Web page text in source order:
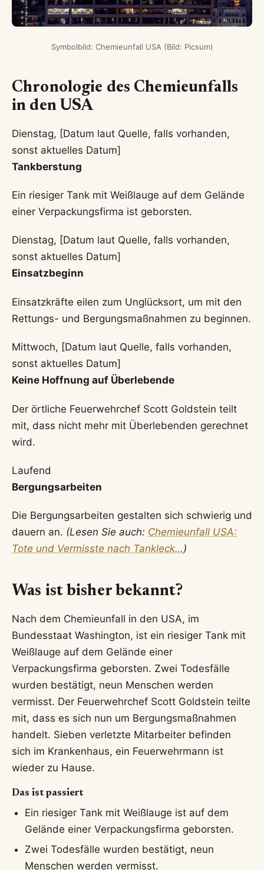
Symbolbild: Chemieunfall USA (Bild: Picsum)
Chronologie des Chemieunfalls
in den USA
Dienstag, [Datum laut Quelle, falls vorhanden,
sonst aktuelles Datum]
Tankberstung
Ein riesiger Tank mit Weißlauge auf dem Gelände
einer Verpackungsfirma ist geborsten.
Dienstag, [Datum laut Quelle, falls vorhanden,
sonst aktuelles Datum]
Einsatzbeginn
Einsatzkräfte eilen zum Unglücksort, um mit den
Rettungs- und Bergungsmaßnahmen zu beginnen.
Mittwoch, [Datum laut Quelle, falls vorhanden,
sonst aktuelles Datum]
Keine Hoffnung auf Überlebende
Der örtliche Feuerwehrchef Scott Goldstein teilt
mit, dass nicht mehr mit Überlebenden gerechnet
wird.
Laufend
Bergungsarbeiten
Die Bergungsarbeiten gestalten sich schwierig und
dauern an. (Lesen Sie auch: Chemieunfall USA:
Tote und Vermisste nach Tankleck…)
Was ist bisher bekannt?
Nach dem Chemieunfall in den USA, im
Bundesstaat Washington, ist ein riesiger Tank mit
Weißlauge auf dem Gelände einer
Verpackungsfirma geborsten. Zwei Todesfälle
wurden bestätigt, neun Menschen werden
vermisst. Der Feuerwehrchef Scott Goldstein teilte
mit, dass es sich nun um Bergungsmaßnahmen
handelt. Sieben verletzte Mitarbeiter befinden
sich im Krankenhaus, ein Feuerwehrmann ist
wieder zu Hause.
Das ist passiert
Ein riesiger Tank mit Weißlauge ist auf dem
Gelände einer Verpackungsfirma geborsten.
Zwei Todesfälle wurden bestätigt, neun
Menschen werden vermisst.